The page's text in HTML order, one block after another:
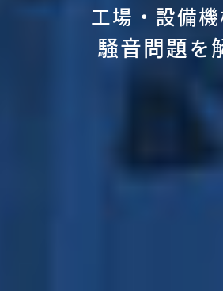
工場・設備
騒音問題を